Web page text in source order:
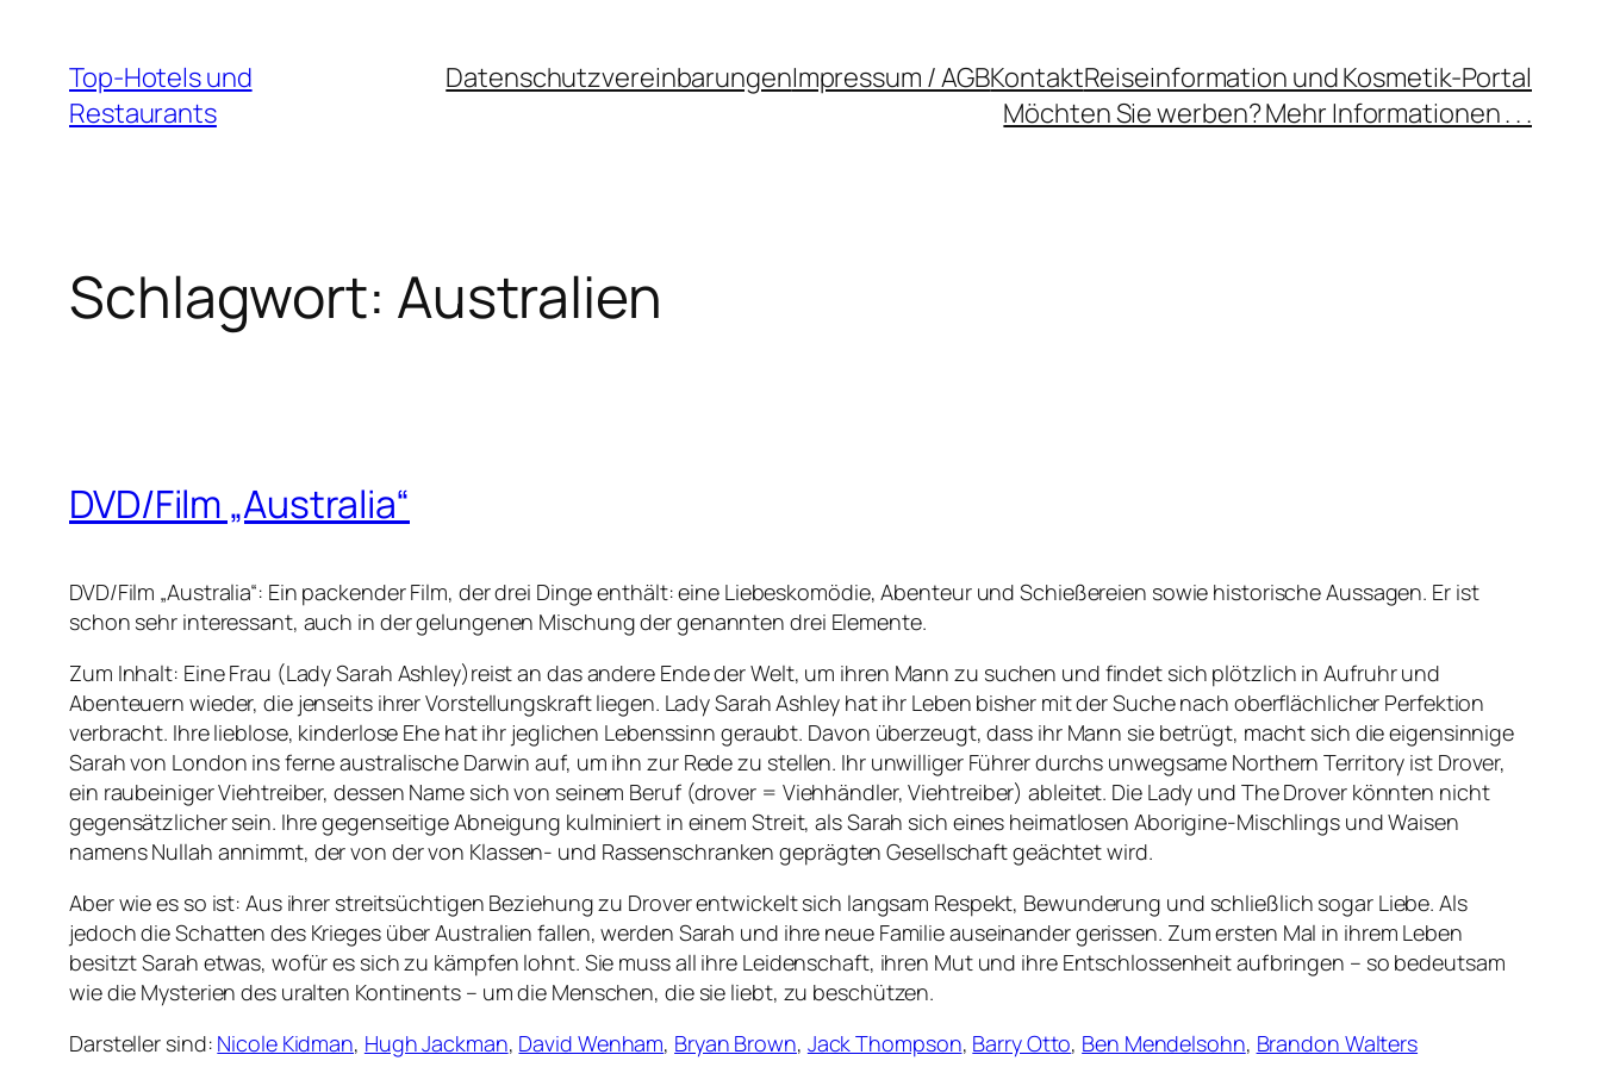
Inhalt
springen
Top-Hotels und
Restaurants
DatenschutzvereinbarungenImpressum / AGBKontaktReiseinformation und Kosmetik-Portal
Möchten Sie werben? Mehr Informationen . . .
Schlagwort: Australien
DVD/Film „Australia“
DVD/Film „Australia“: Ein packender Film, der drei Dinge enthält: eine Liebeskomödie, Abenteur und Schießereien sowie historische Aussagen. Er ist
schon sehr interessant, auch in der gelungenen Mischung der genannten drei Elemente.
Zum Inhalt: Eine Frau (Lady Sarah Ashley)reist an das andere Ende der Welt, um ihren Mann zu suchen und findet sich plötzlich in Aufruhr und
Abenteuern wieder, die jenseits ihrer Vorstellungskraft liegen. Lady Sarah Ashley hat ihr Leben bisher mit der Suche nach oberflächlicher Perfektion
verbracht. Ihre lieblose, kinderlose Ehe hat ihr jeglichen Lebenssinn geraubt. Davon überzeugt, dass ihr Mann sie betrügt, macht sich die eigensinnige
Sarah von London ins ferne australische Darwin auf, um ihn zur Rede zu stellen. Ihr unwilliger Führer durchs unwegsame Northern Territory ist Drover,
ein raubeiniger Viehtreiber, dessen Name sich von seinem Beruf (drover = Viehhändler, Viehtreiber) ableitet. Die Lady und The Drover könnten nicht
gegensätzlicher sein. Ihre gegenseitige Abneigung kulminiert in einem Streit, als Sarah sich eines heimatlosen Aborigine-Mischlings und Waisen
namens Nullah annimmt, der von der von Klassen- und Rassenschranken geprägten Gesellschaft geächtet wird.
Aber wie es so ist: Aus ihrer streitsüchtigen Beziehung zu Drover entwickelt sich langsam Respekt, Bewunderung und schließlich sogar Liebe. Als
jedoch die Schatten des Krieges über Australien fallen, werden Sarah und ihre neue Familie auseinander gerissen. Zum ersten Mal in ihrem Leben
besitzt Sarah etwas, wofür es sich zu kämpfen lohnt. Sie muss all ihre Leidenschaft, ihren Mut und ihre Entschlossenheit aufbringen – so bedeutsam
wie die Mysterien des uralten Kontinents – um die Menschen, die sie liebt, zu beschützen.
Darsteller sind: Nicole Kidman, Hugh Jackman, David Wenham, Bryan Brown, Jack Thompson, Barry Otto, Ben Mendelsohn, Brandon Walters